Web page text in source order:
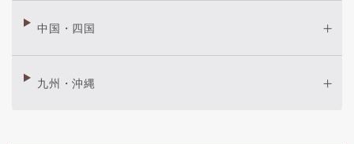
中国・四国
九州・沖縄